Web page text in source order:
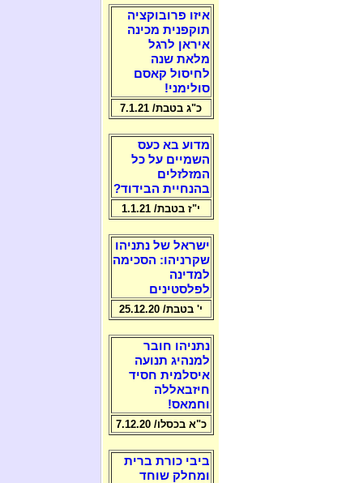
איזו פרובוקציה
תוקפנית מכינה
איראן לרגל
מלאת שנה
לחיסול קאסם
סולימני!
כ"ג בטבת/ 7.1.21
מדוע בא כעס
השמיים על כל
המזלזלים
בהנחיית הבידוד?
י"ז בטבת/ 1.1.21
ישראל של נתניהו
שקרניהו: הסכימה
למדינה
לפלסטינים
י' בטבת/ 25.12.20
נתניהו חובר
למנהיג תנועה
איסלמית חסיד
חיזבאללה
וחמאס!
כ"א בכסלו/ 7.12.20
ביבי כורת ברית
ומחלק שוחד